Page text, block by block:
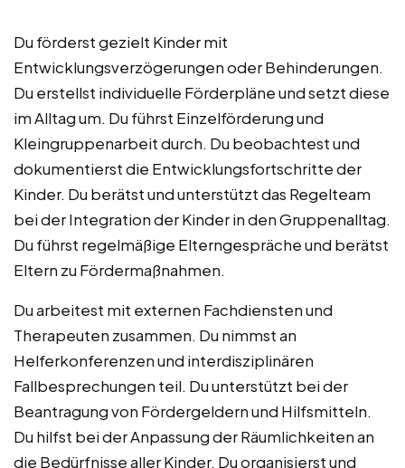
Du förderst gezielt Kinder mit
Entwicklungsverzögerungen oder Behinderungen.
Du erstellst individuelle Förderpläne und setzt diese
im Alltag um. Du führst Einzelförderung und
Kleingruppenarbeit durch. Du beobachtest und
dokumentierst die Entwicklungsfortschritte der
Kinder. Du berätst und unterstützt das Regelteam
bei der Integration der Kinder in den Gruppenalltag.
Du führst regelmäßige Elterngespräche und berätst
Eltern zu Fördermaßnahmen.
Du arbeitest mit externen Fachdiensten und
Therapeuten zusammen. Du nimmst an
Helferkonferenzen und interdisziplinären
Fallbesprechungen teil. Du unterstützt bei der
Beantragung von Fördergeldern und Hilfsmitteln.
Du hilfst bei der Anpassung der Räumlichkeiten an
die Bedürfnisse aller Kinder. Du organisierst und